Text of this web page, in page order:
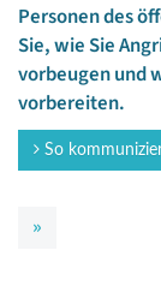
Personen des
Sie, wie Sie
vorbeugen und
vorbereiten.
So
»